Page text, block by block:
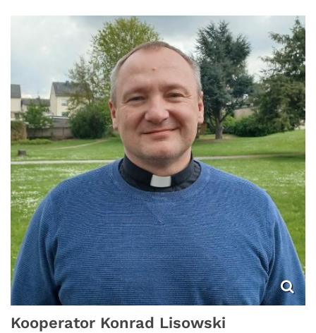
Kooperator Konrad Lisowski